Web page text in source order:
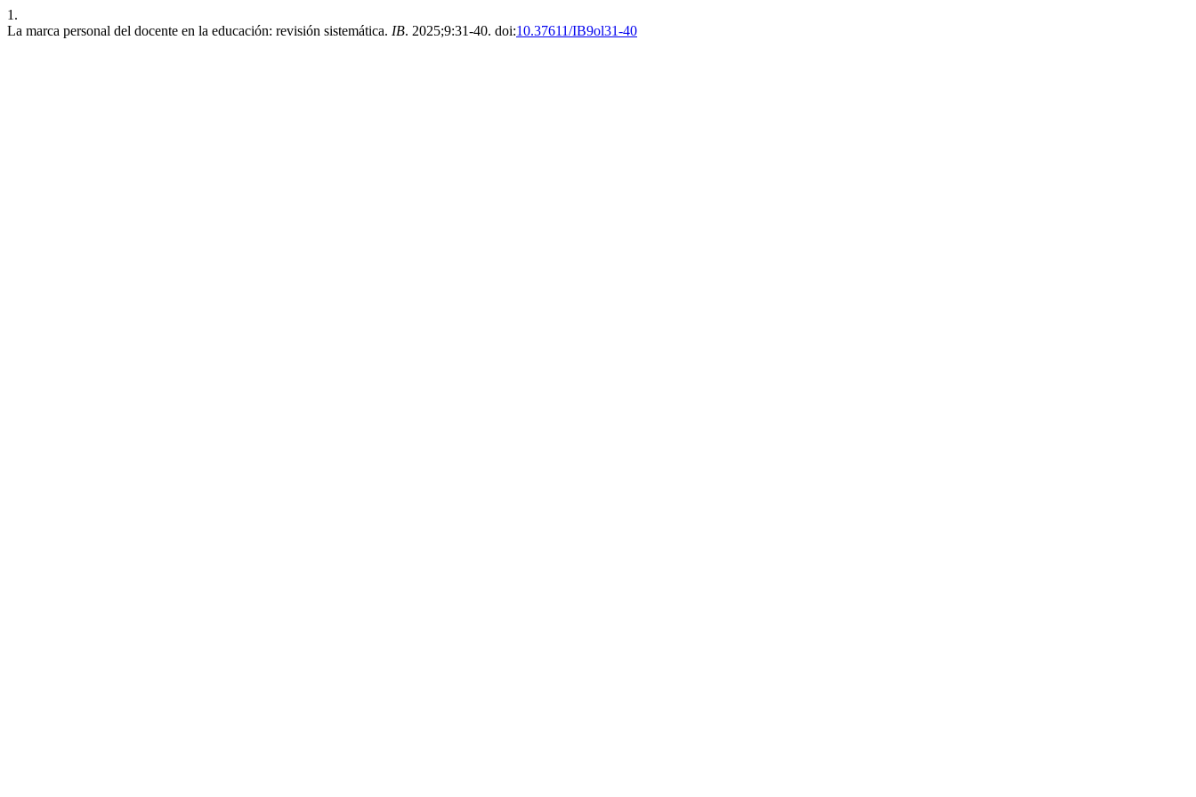
1.
La marca personal del docente en la educación: revisión sistemática. IB. 2025;9:31-40. doi:10.37611/IB9ol31-40